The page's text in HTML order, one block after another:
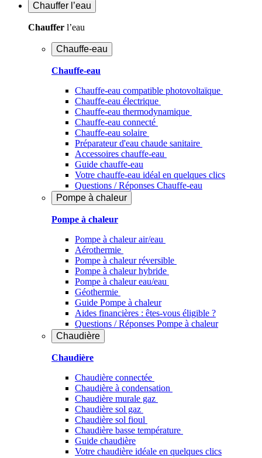
Chauffer l’eau
Chauffer l’eau
Chauffe-eau
Chauffe-eau
Chauffe-eau compatible photovoltaïque
Chauffe-eau électrique
Chauffe-eau thermodynamique
Chauffe-eau connecté
Chauffe-eau solaire
Préparateur d'eau chaude sanitaire
Accessoires chauffe-eau
Guide chauffe-eau
Votre chauffe-eau idéal en quelques clics
Questions / Réponses Chauffe-eau
Pompe à chaleur
Pompe à chaleur
Pompe à chaleur air/eau
Aérothermie
Pompe à chaleur réversible
Pompe à chaleur hybride
Pompe à chaleur​ eau/eau
Géothermie
Guide Pompe à chaleur
Aides financières : êtes-vous éligible ?
Questions / Réponses Pompe à chaleur
Chaudière
Chaudière
Chaudière connectée
Chaudière à condensation
Chaudière murale gaz
Chaudière sol gaz
Chaudière sol fioul
Chaudière basse température
Guide chaudière
Votre chaudière idéale en quelques clics